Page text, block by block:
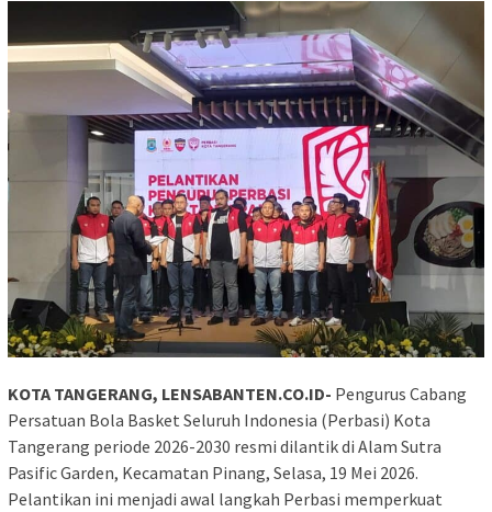
KOTA TANGERANG, LENSABANTEN.CO.ID- Pengurus Cabang
Persatuan Bola Basket Seluruh Indonesia (Perbasi) Kota
Tangerang periode 2026-2030 resmi dilantik di Alam Sutra
Pasific Garden, Kecamatan Pinang, Selasa, 19 Mei 2026.
Pelantikan ini menjadi awal langkah Perbasi memperkuat